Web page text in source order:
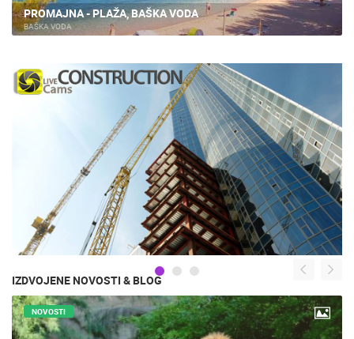
PROMAJNA - PLAŽA, BAŠKA VODA
BAŠKA VODA
IZDVOJENE NOVOSTI & BLOG
NOVOSTI